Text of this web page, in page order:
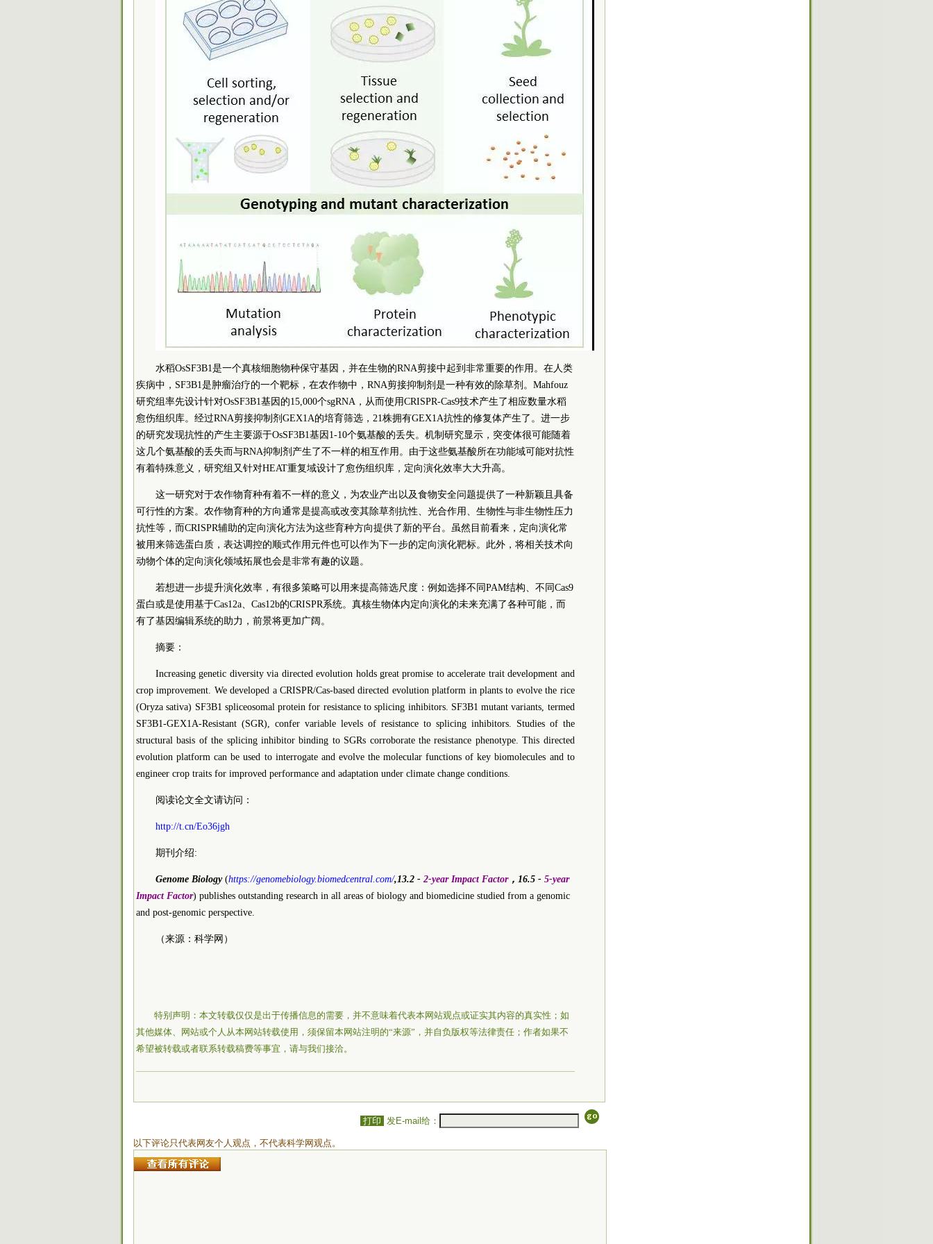
水稻OsSF3B1是一个真核细胞物种保守基因，并在生物的RNA剪接中起到非常重要的作用。在人类
疾病中，SF3B1是肿瘤治疗的一个靶标，在农作物中，RNA剪接抑制剂是一种有效的除草剂。Mahfouz
研究组率先设计针对OsSF3B1基因的15,000个sgRNA，从而使用CRISPR-Cas9技术产生了相应数量水稻
愈伤组织库。经过RNA剪接抑制剂GEX1A的培育筛选，21株拥有GEX1A抗性的修复体产生了。进一步
的研究发现抗性的产生主要源于OsSF3B1基因1-10个氨基酸的丢失。机制研究显示，突变体很可能随着
这几个氨基酸的丢失而与RNA抑制剂产生了不一样的相互作用。由于这些氨基酸所在功能域可能对抗性
有着特殊意义，研究组又针对HEAT重复域设计了愈伤组织库，定向演化效率大大升高。
这一研究对于农作物育种有着不一样的意义，为农业产出以及食物安全问题提供了一种新颖且具备
可行性的方案。农作物育种的方向通常是提高或改变其除草剂抗性、光合作用、生物性与非生物性压力
抗性等，而CRISPR辅助的定向演化方法为这些育种方向提供了新的平台。虽然目前看来，定向演化常
被用来筛选蛋白质，表达调控的顺式作用元件也可以作为下一步的定向演化靶标。此外，将相关技术向
动物个体的定向演化领域拓展也会是非常有趣的议题。
若想进一步提升演化效率，有很多策略可以用来提高筛选尺度：例如选择不同PAM结构、不同Cas9
蛋白或是使用基于Cas12a、Cas12b的CRISPR系统。真核生物体内定向演化的未来充满了各种可能，而
有了基因编辑系统的助力，前景将更加广阔。
摘要：
Increasing genetic diversity via directed evolution holds great promise to accelerate trait development and
crop improvement. We developed a CRISPR/Cas-based directed evolution platform in plants to evolve the rice
(Oryza sativa) SF3B1 spliceosomal protein for resistance to splicing inhibitors. SF3B1 mutant variants, termed
SF3B1-GEX1A-Resistant (SGR), confer variable levels of resistance to splicing inhibitors. Studies of the
structural basis of the splicing inhibitor binding to SGRs corroborate the resistance phenotype. This directed
evolution platform can be used to interrogate and evolve the molecular functions of key biomolecules and to
engineer crop traits for improved performance and adaptation under climate change conditions.
阅读论文全文请访问：
http://t.cn/Eo36jgh
期刊介绍:
Genome Biology(https://genomebiology.biomedcentral.com/,13.2 - 2-year Impact Factor，16.5 - 5-year
Impact Factor) publishes outstanding research in all areas of biology and biomedicine studied from a genomic
and post-genomic perspective.
（来源：科学网）
特别声明：本文转载仅仅是出于传播信息的需要，并不意味着代表本网站观点或证实其内容的真实性；如
其他媒体、网站或个人从本网站转载使用，须保留本网站注明的“来源”，并自负版权等法律责任；作者如果不
希望被转载或者联系转载稿费等事宜，请与我们接洽。
打印 发E-mail给：
以下评论只代表网友个人观点，不代表科学网观点。